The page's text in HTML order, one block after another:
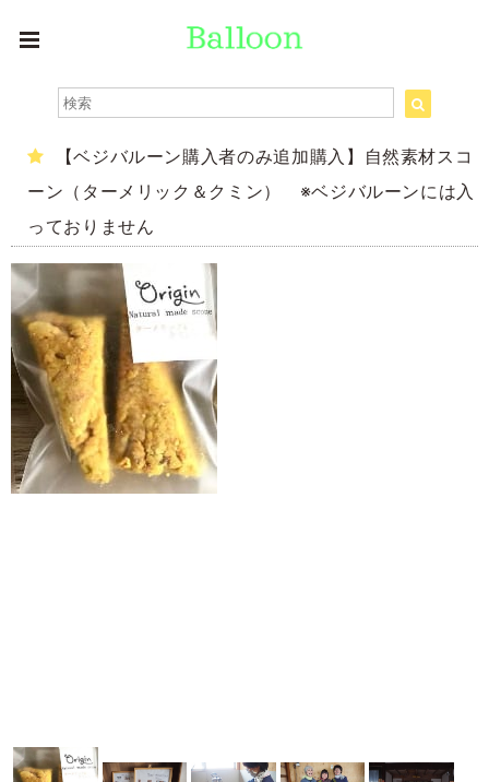
【ベジバルーン購入者のみ追加購入】自然素材スコ
ーン（ターメリック＆クミン） ※ベジバルーンには入
っておりません